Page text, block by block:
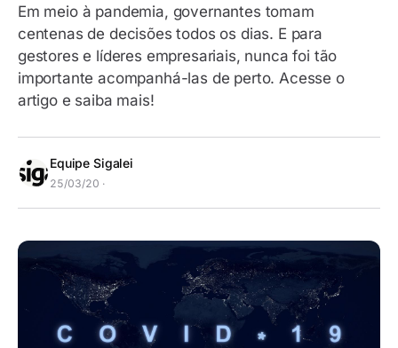
Em meio à pandemia, governantes tomam
centenas de decisões todos os dias. E para
gestores e líderes empresariais, nunca foi tão
importante acompanhá-las de perto. Acesse o
artigo e saiba mais!
Equipe Sigalei
25/03/20 ·